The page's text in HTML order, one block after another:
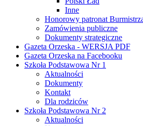
Inne
Honorowy patronat
Zamówienia publiczne
Dokumenty strategiczne
Gazeta Orzeska - WERSJA PDF
Gazeta Orzeska na Facebooku
Szkoła Podstawowa Nr 1
Aktualności
Dokumenty
Kontakt
Dla rodziców
Szkoła Podstawowa Nr 2
Aktualności